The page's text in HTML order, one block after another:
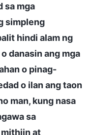
sa mga
simpleng
hindi alam ng
danasin ang mga
o pinag-
o ilan ang taon
man, kung nasa
sa
mithiin at